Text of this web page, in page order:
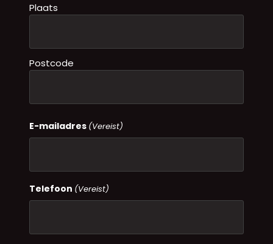
Plaats
Postcode
E-mailadres (Vereist)
Telefoon (Vereist)